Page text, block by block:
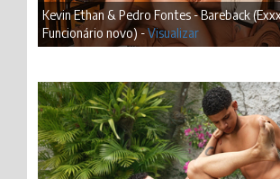
Kevin Ethan & Pedro Fontes - Bareback
Funcionário novo) -Visualizar